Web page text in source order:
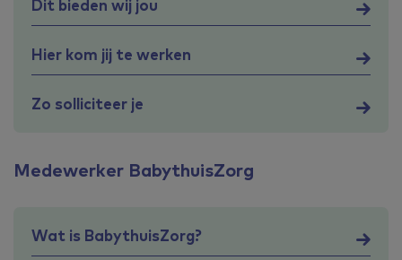
Dit bieden wij jou
Hier kom jij te werken
Zo solliciteer je
Medewerker BabythuisZorg
Wat is BabythuisZorg?